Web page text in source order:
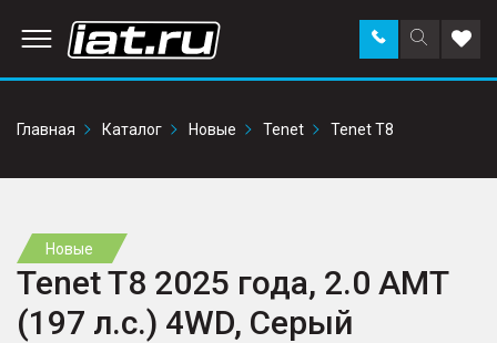
Поиск
по
Заказать
звонок в
Главная
Каталог Новые Tenet Tenet T8
Новые
Tenet T8 2025 года, 2.0 AMT
(197 л.с.) 4WD, Серый